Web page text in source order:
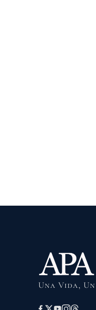
Una Vida,